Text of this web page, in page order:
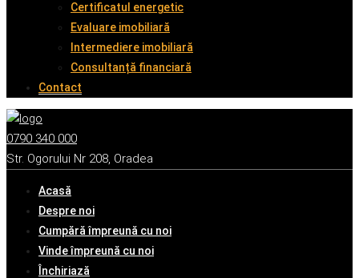
Certificatul energetic
Evaluare imobiliară
Intermediere imobiliară
Consultanță financiară
Contact
0790 340 000
Str. Ogorului Nr 208, Oradea
Acasă
Despre noi
Cumpără împreună cu noi
Vinde împreună cu noi
Închiriază